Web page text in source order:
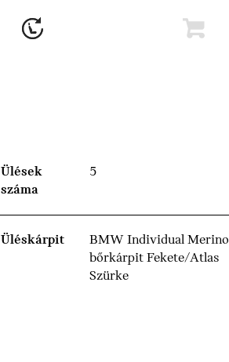
Ülések
száma
5
Üléskárpit
BMW Individual Merino
bőrkárpit Fekete/Atlas
Szürke